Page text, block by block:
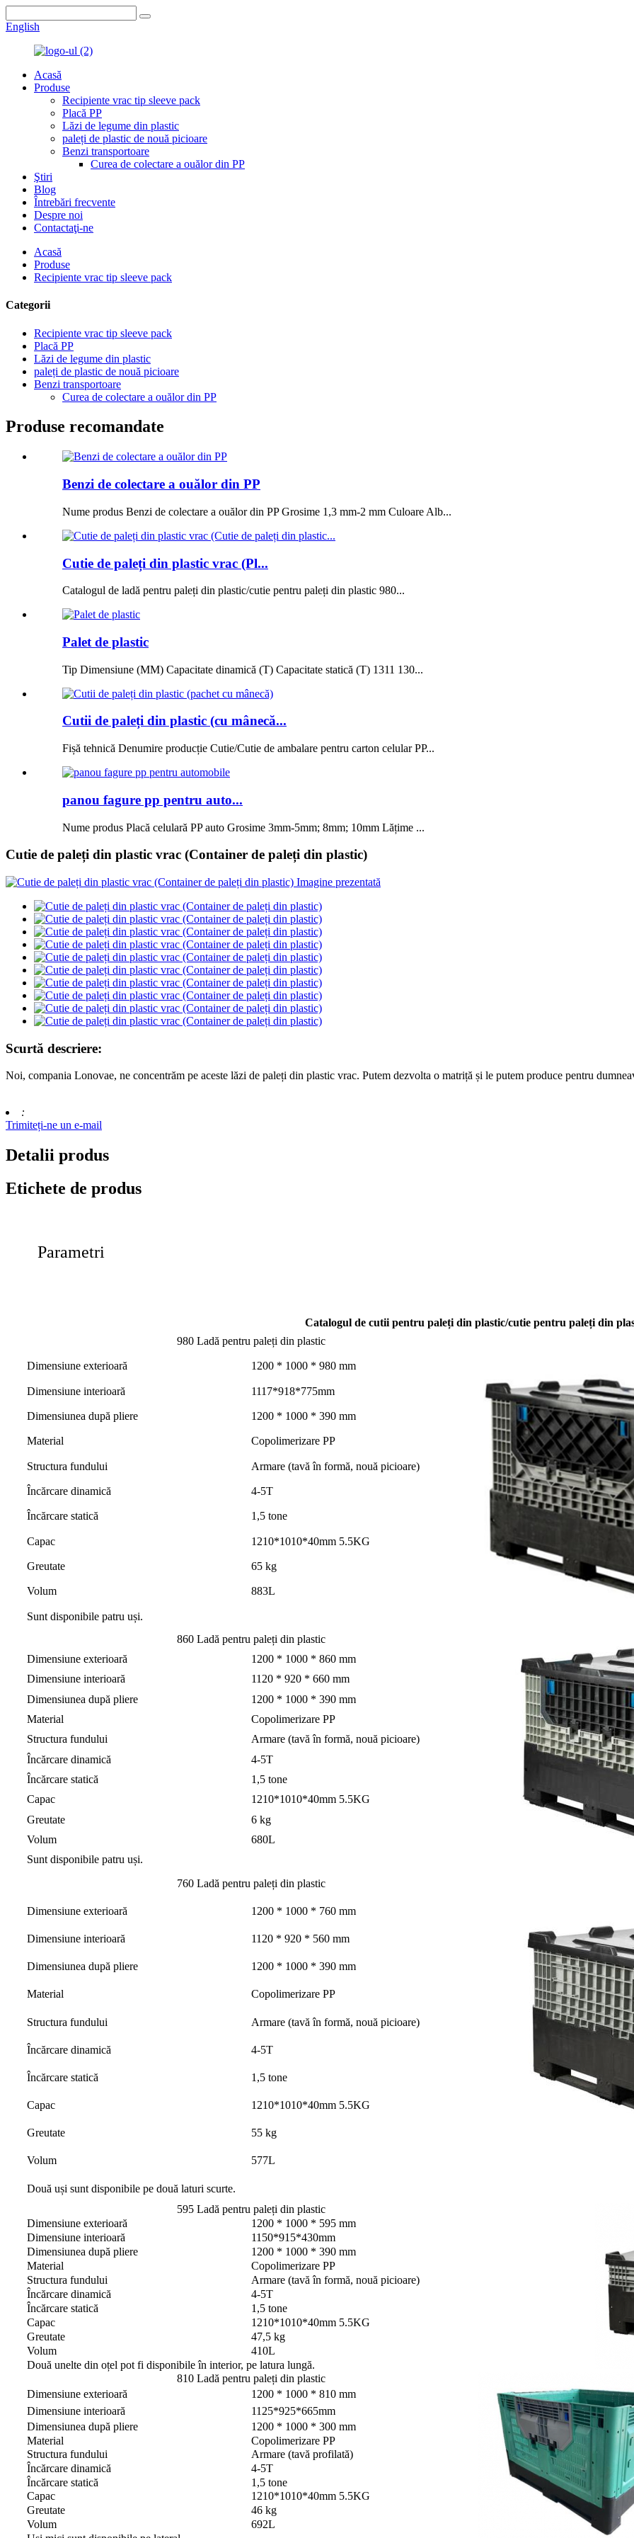
English
Acasă
Produse
Recipiente vrac tip sleeve pack
Placă PP
Lăzi de legume din plastic
paleți de plastic de nouă picioare
Benzi transportoare
Curea de colectare a ouălor din PP
Ştiri
Blog
Întrebări frecvente
Despre noi
Contactaţi-ne
Acasă
Produse
Recipiente vrac tip sleeve pack
Categorii
Recipiente vrac tip sleeve pack
Placă PP
Lăzi de legume din plastic
paleți de plastic de nouă picioare
Benzi transportoare
Curea de colectare a ouălor din PP
Produse recomandate
Benzi de colectare a ouălor din PP
Nume produs Benzi de colectare a ouălor din PP Grosime 1,3 mm-2 mm Culoare Alb...
Cutie de paleți din plastic vrac (Pl...
Catalogul de ladă pentru paleți din plastic/cutie pentru paleți din plastic 980...
Palet de plastic
Tip Dimensiune (MM) Capacitate dinamică (T) Capacitate statică (T) 1311 130...
Cutii de paleți din plastic (cu mânecă...
Fișă tehnică Denumire producție Cutie/Cutie de ambalare pentru carton celular PP...
panou fagure pp pentru auto...
Nume produs Placă celulară PP auto Grosime 3mm-5mm; 8mm; 10mm Lățime ...
Cutie de paleți din plastic vrac (Container de paleți din plastic)
Scurtă descriere:
Noi, compania Lonovae, ne concentrăm pe aceste lăzi de paleți din plastic vrac. Putem dezvolta o matriță și le putem produce pentru
:
Trimiteți-ne un e-mail
Detalii produs
Etichete de produs
Parametri
Catalogul de cutii pentru paleți din plastic/cutie pentru paleți din
980 Ladă pentru paleți din plastic
Dimensiune exterioară 1200 * 1000 * 980 mm
Dimensiune interioară 1117*918*775mm
Dimensiunea după pliere 1200 * 1000 * 390 mm
Material Copolimerizare PP
Structura fundului Armare (tavă în formă, nouă picioare)
Încărcare dinamică 4-5T
Încărcare statică 1,5 tone
Capac 1210*1010*40mm 5.5KG
Greutate 65 kg
Volum 883L
Sunt disponibile patru uși.
860 Ladă pentru paleți din plastic
Dimensiune exterioară
1200 * 1000 * 860 mm
Dimensiune interioară
1120 * 920 * 660 mm
Dimensiunea după pliere
1200 * 1000 * 390 mm
Material
Copolimerizare PP
Structura fundului
Armare (tavă în formă, nouă picioare)
Încărcare dinamică
4-5T
Încărcare statică
1,5 tone
Capac
1210*1010*40mm 5.5KG
Greutate
6 kg
Volum
680L
Sunt disponibile patru uși.
760 Ladă pentru paleți din plastic
Dimensiune exterioară 1200 * 1000 * 760 mm
Dimensiune interioară 1120 * 920 * 560 mm
Dimensiunea după pliere 1200 * 1000 * 390 mm
Material Copolimerizare PP
Structura fundului Armare (tavă în formă, nouă picioare)
Încărcare dinamică 4-5T
Încărcare statică 1,5 tone
Capac 1210*1010*40mm 5.5KG
Greutate 55 kg
Volum 577L
Două uși sunt disponibile pe două laturi scurte.
595 Ladă pentru paleți din plastic
Dimensiune exterioară
1200 * 1000 * 595 mm
Dimensiune interioară
1150*915*430mm
Dimensiunea după pliere
1200 * 1000 * 390 mm
Material
Copolimerizare PP
Structura fundului
Armare (tavă în formă, nouă picioare)
Încărcare dinamică
4-5T
Încărcare statică
1,5 tone
Capac
1210*1010*40mm 5.5KG
Greutate
47,5 kg
Volum
410L
Două unelte din oțel pot fi disponibile în interior, pe latura lungă.
810 Ladă pentru paleți din plastic
Dimensiune exterioară
1200 * 1000 * 810 mm
Dimensiune interioară
1125*925*665mm
Dimensiunea după pliere
1200 * 1000 * 300 mm
Material
Copolimerizare PP
Structura fundului
Armare (tavă profilată)
Încărcare dinamică
4-5T
Încărcare statică
1,5 tone
Capac
1210*1010*40mm 5.5KG
Greutate
46 kg
Volum
692L